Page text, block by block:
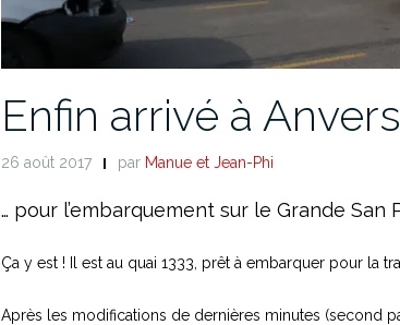
Enfin arrivé à
26 août 2017 par Manue et Jean-Phi
… pour l’embarquement sur le Grande San
Ça y est ! Il est au quai 1333, prêt à embarquer pour la
Après les modifications de dernières minutes (second